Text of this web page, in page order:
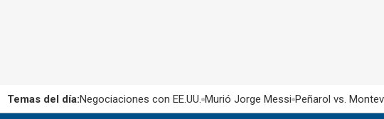
Temas del día:Negociaciones con EE.UU. Murió Jorge Messi Peñarol vs.